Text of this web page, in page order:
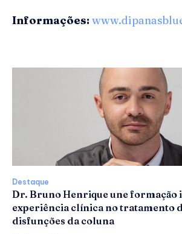
Informações:
Destaque
Dr. Bruno Henrique une formação
experiência clínica no tratamento
disfunções da coluna